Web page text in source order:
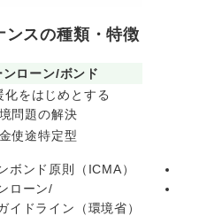
ンスの種類・特徴
ンローン/ボンド
化をはじめとする
問題の解決
使途特定型
ボンド原則（ICMA）
ローン/
イドライン（環境省）